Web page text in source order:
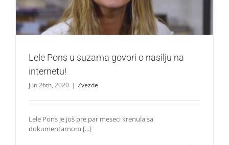
Lele Pons u suzama govori o nasilju na
internetu!
jun 26th, 2020 | Zvezde
Lele Pons je još pre par meseci krenula sa
dokumentarnom [...]